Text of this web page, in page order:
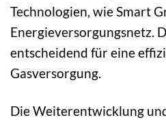
Technologien, wie Smart
Energieversorgungsnetz.
entscheidend für eine
Gasversorgung.
Die Weiterentwicklung